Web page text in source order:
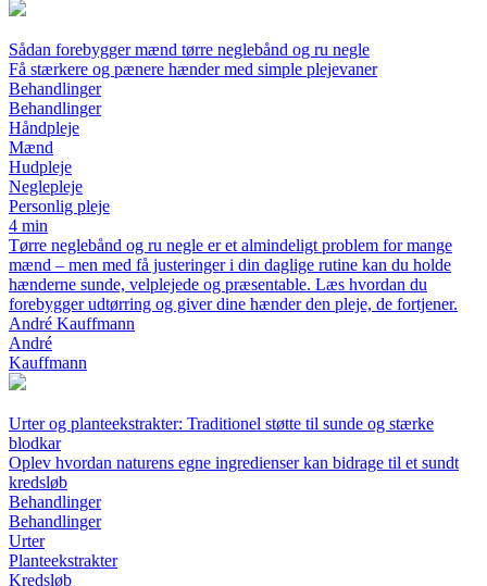
Sådan forebygger mænd tørre neglebånd og ru negle
Få stærkere og pænere hænder med simple plejevaner
Behandlinger
Behandlinger
Håndpleje
Mænd
Hudpleje
Neglepleje
Personlig pleje
4 min
Tørre neglebånd og ru negle er et almindeligt problem for mange
mænd – men med få justeringer i din daglige rutine kan du holde
hænderne sunde, velplejede og præsentable. Læs hvordan du
forebygger udtørring og giver dine hænder den pleje, de fortjener.
André Kauffmann
André
Kauffmann
Urter og planteekstrakter: Traditionel støtte til sunde og stærke
blodkar
Oplev hvordan naturens egne ingredienser kan bidrage til et sundt
kredsløb
Behandlinger
Behandlinger
Urter
Planteekstrakter
Kredsløb